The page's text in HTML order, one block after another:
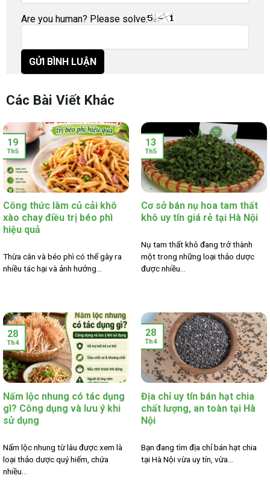
Are you human? Please solve:
Các Bài Viết Khác
Công thức làm củ cải khô
xào chay điều trị béo phì
hiệu quả
Thừa cân và béo phì có thể gây ra
nhiều tác hại và ảnh hưởng...
19
Th5
Cơ sở bán nụ hoa tam thất
khô uy tín giá rẻ tại Hà Nội
Nụ tam thất khô đang trở thành
một trong những loại thảo dược
được nhiều...
13
Th5
Nấm lộc nhung có tác dụng
gì? Công dụng và lưu ý khi
sử dụng
Nấm lộc nhung từ lâu được xem là
loại thảo dược quý hiếm, chứa
nhiều...
28
Th4
Địa chỉ uy tín bán hạt chia
chất lượng, an toàn tại Hà
Nội
Bạn đang tìm địa chỉ bán hạt chia
tại Hà Nội vừa uy tín, vừa...
28
Th4